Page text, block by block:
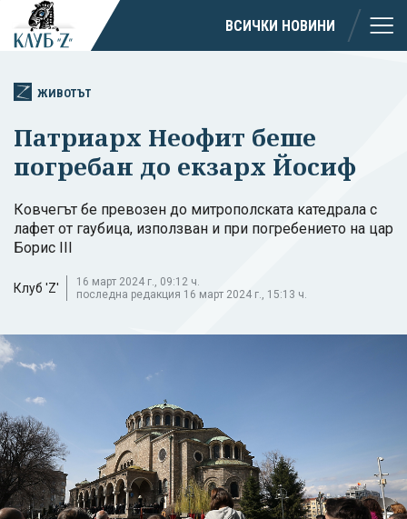
ВСИЧКИ НОВИНИ
ЖИВОТЪТ
Патриарх Неофит беше
погребан до екзарх Йосиф
Ковчегът бе превозен до митрополската катедрала с
лафет от гаубица, използван и при погребението на цар
Борис III
Клуб 'Z'
16 март 2024 г., 09:12 ч.
последна редакция 16 март 2024 г., 15:13 ч.